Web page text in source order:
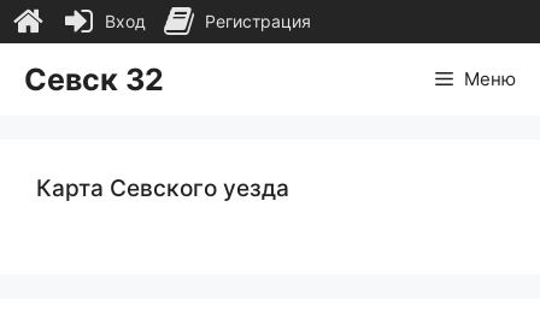
Севск 32 Меню
Карта Севского уезда
Вход Регистрация